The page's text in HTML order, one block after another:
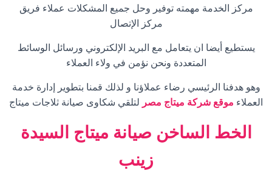
مركز الخدمة مهمته توفير وحل جميع المشكلات عملاء فريق
مركز الإتصال
يستطيع أيضا ان يتعامل مع البريد الإلكتروني ورسائل الوسائط
المتعددة ونحن نؤمن في ولاء العملاء
وهو هدفنا الرئيسي رضاء عملاؤنا و لذلك قمنا بتطوير إدارة خدمة
العملاء موقع شركة ميتاج مصر لتلقي شكاوى صيانة ثلاجات ميتاج
الخط الساخن صيانة ميتاج السيدة
زينب